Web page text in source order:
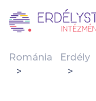
Románia Erdély